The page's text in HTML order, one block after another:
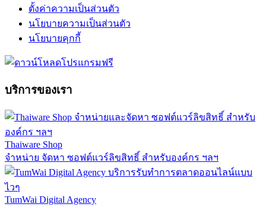
ตั้งค่าความเป็นส่วนตัว
นโยบายความเป็นส่วนตัว
นโยบายคุกกี้
บริการของเรา
Thaiware Shop
จำหน่าย จัดหา ซอฟต์แวร์ลิขสิทธิ์ สำหรับองค์กร ฯลฯ
TumWai Digital Agency